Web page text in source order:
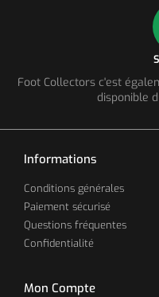
Foot Collectors c'est
disponible
Informations
Conditions générales
Paiement sécurisé
Questions fréquentes
Confidentialité
Mon Compte